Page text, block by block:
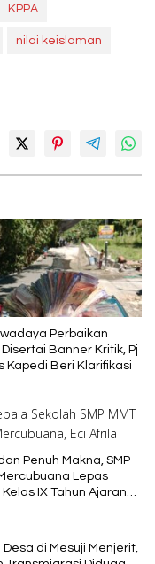
KPPA
nilai keislaman
Perbaikan
Banner Kritik, Pj
Kapedi Beri Klarifikasi
Penuh Makna, SMP
Lepas
Kelas IX Tahun Ajaran
Desa di Mesuji Menjerit,